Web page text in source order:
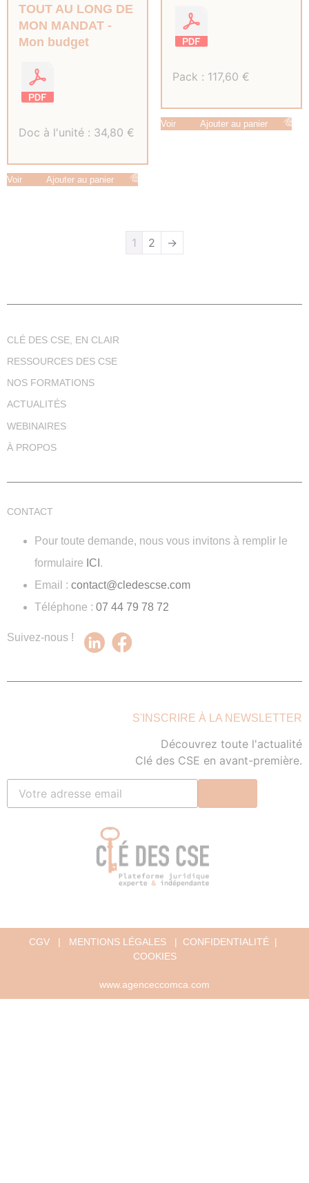
TOUT AU LONG DE
MON MANDAT
Mon budget
Doc à l'unité : 34,80 €
Voir Ajouter au panier
Pack : 117,60 €
Voir Ajouter au panier
1 2 →
CLÉ DES CSE, EN CLAIR
RESSOURCES DES CSE
NOS FORMATIONS
ACTUALITÉS
WEBINAIRES
À PROPOS
CONTACT
Pour toute demande, nous vous invitons à remplir le
formulaire ICI .
Email : contact@cledescse.com
Téléphone : 07 44 79 78 72
Suivez-nous !
S'INSCRIRE À LA NEWSLETTER
Découvrez toute l'actualité
Clé des CSE en avant-première.
CGV | MENTIONS LÉGALES | CONFIDENTIALITÉ |
COOKIES
www.agenceccomca.com